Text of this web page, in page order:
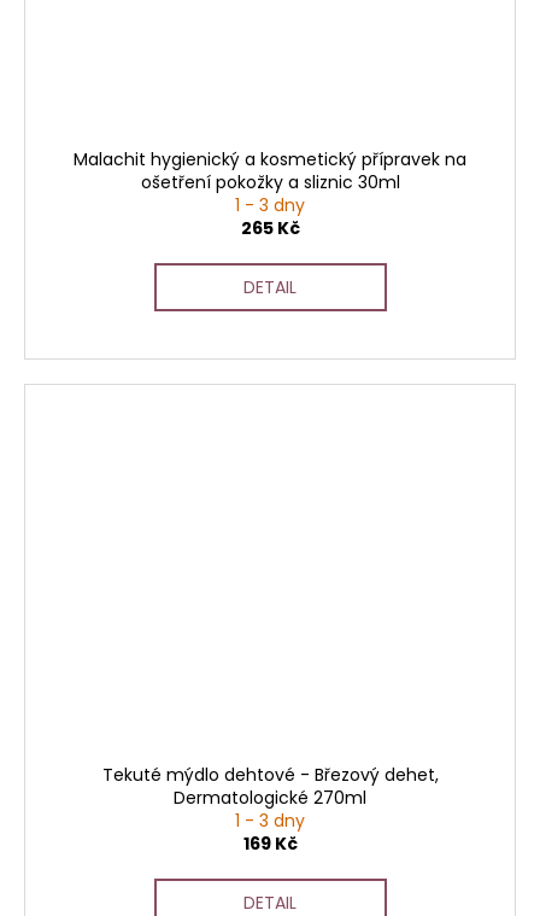
Malachit hygienický a kosmetický přípravek na
ošetření pokožky a sliznic 30ml
1 - 3 dny
265 Kč
DETAIL
Tekuté mýdlo dehtové - Březový dehet,
Dermatologické 270ml
1 - 3 dny
169 Kč
DETAIL